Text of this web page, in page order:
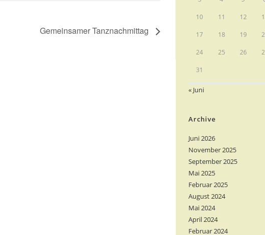
Gemeinsamer Tanznachmittag
10 11 12
17 18 19
24 25 26
31
« Juni
Archive
Juni 2026
November 2025
September 2025
Mai 2025
Februar 2025
August 2024
Mai 2024
April 2024
Februar 2024